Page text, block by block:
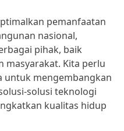
pemanfaatan
nasional,
pihak, baik
masyarakat. Kita perlu
untuk mengembangkan
solusi teknologi
kualitas hidup